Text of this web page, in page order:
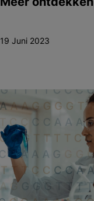
19 Juni 2023